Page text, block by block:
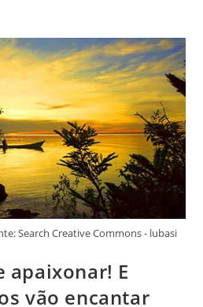
Search Creative Commons - lubasi
apaixonar! E
vão encantar